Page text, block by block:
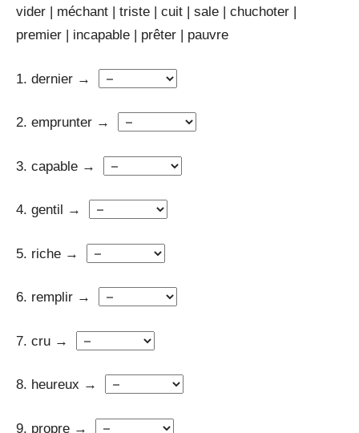
vider | méchant | triste | cuit | sale | chuchoter |
premier | incapable | prêter | pauvre
1. dernier →
2. emprunter →
3. capable →
4. gentil →
5. riche →
6. remplir →
7. cru →
8. heureux →
9. propre →